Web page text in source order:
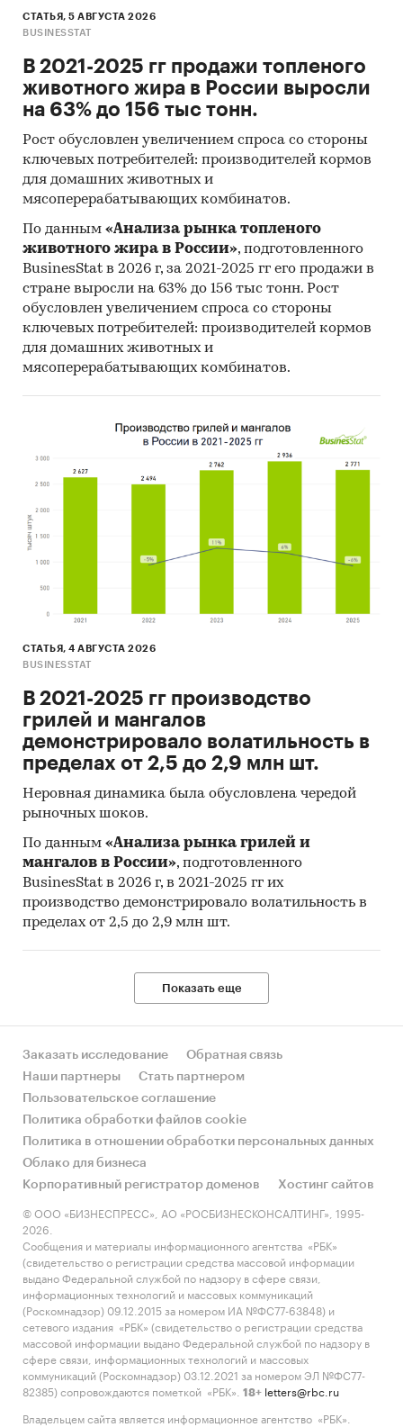
СТАТЬЯ, 5 АВГУСТА 2026
BUSINESSTAT
В 2021-2025 гг продажи топленого
животного жира в России выросли
на 63% до 156 тыс тонн.
Рост обусловлен увеличением спроса со стороны
ключевых потребителей: производителей кормов
для домашних животных и
мясоперерабатывающих комбинатов.
По данным «Анализа рынка топленого
животного жира в России», подготовленного
BusinesStat в 2026 г, за 2021-2025 гг его продажи в
стране выросли на 63% до 156 тыс тонн. Рост
обусловлен увеличением спроса со стороны
ключевых потребителей: производителей кормов
для домашних животных и
мясоперерабатывающих комбинатов.
СТАТЬЯ, 4 АВГУСТА 2026
BUSINESSTAT
В 2021-2025 гг производство
грилей и мангалов
демонстрировало волатильность в
пределах от 2,5 до 2,9 млн шт.
Неровная динамика была обусловлена чередой
рыночных шоков.
По данным «Анализа рынка грилей и
мангалов в России», подготовленного
BusinesStat в 2026 г, в 2021-2025 гг их
производство демонстрировало волатильность в
пределах от 2,5 до 2,9 млн шт.
Показать еще
Заказать исследование
Обратная связь
Наши партнеры
Стать партнером
Пользовательское соглашение
Политика обработки файлов cookie
Политика в отношении обработки персональных данных
Облако для бизнеса
Корпоративный регистратор доменов
Хостинг сайтов
© ООО «БИЗНЕСПРЕСС», АО «РОСБИЗНЕСКОНСАЛТИНГ», 1995-
2026.
Сообщения и материалы информационного агентства «РБК»
(свидетельство о регистрации средства массовой информации
выдано Федеральной службой по надзору в сфере связи,
информационных технологий и массовых коммуникаций
(Роскомнадзор) 09.12.2015 за номером ИА №ФС77-63848) и
сетевого издания «РБК» (свидетельство о регистрации средства
массовой информации выдано Федеральной службой по надзору в
сфере связи, информационных технологий и массовых
коммуникаций (Роскомнадзор) 03.12.2021 за номером ЭЛ №ФС77-
82385) сопровождаются пометкой «РБК».
18+ letters@rbc.ru
Владельцем сайта является информационное агентство «РБК».